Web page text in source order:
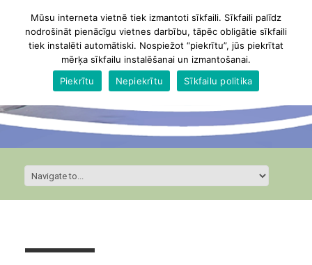
Mūsu interneta vietnē tiek izmantoti sīkfaili. Sīkfaili palīdz
nodrošināt pienācīgu vietnes darbību, tāpēc obligātie sīkfaili
tiek instalēti automātiski. Nospiežot “piekrītu”, jūs piekrītat
mērķa sīkfailu instalēšanai un izmantošanai.
Piekrītu
Nepiekrītu Sīkfailu politika